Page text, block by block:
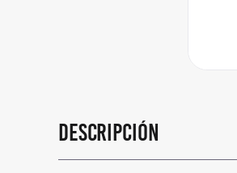
Descripción